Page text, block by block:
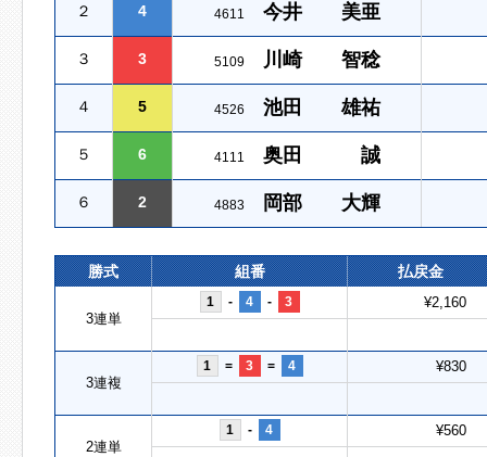
２ 4 4611 今井 美亜
３ 3 5109 川崎 智稔
４ 5 4526 池田 雄祐
５ 6 4111 奥田 誠
６ 2 4883 岡部 大輝
勝式 組番 払戻金
3連単
1 - 4 - 3 ¥2,160
3連複
1 = 3 = 4 ¥830
2連単
1 - 4 ¥560